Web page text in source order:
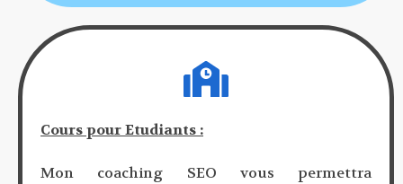
Cours pour Etudiants :
Mon coaching SEO vous permettra